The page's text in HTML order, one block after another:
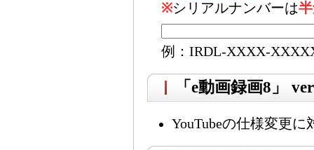
※シリアルナンバーは
例：IRDL-XXXX-
「e動画録画8」
YouTubeの仕様変更に